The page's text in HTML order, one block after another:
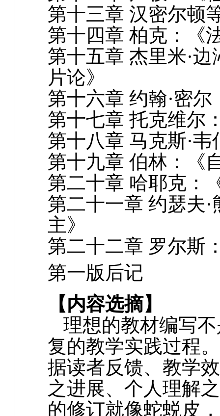
第十三章 汉密尔顿
第十四章 柏克：《
第十五章 杰里米·
片论》
第十六章 约翰·密
第十七章 托克维尔
第十八章 马克斯·
第十九章 伯林：《
第二十章 哈耶克：
第二十一章 约瑟夫
主》
第二十二章 罗尔斯
第一版后记
【内容选摘】
理想的教材编写
复的教学实践过程
据读者反馈、教学
之进展、个人理解
的修订就像蛇蜕皮